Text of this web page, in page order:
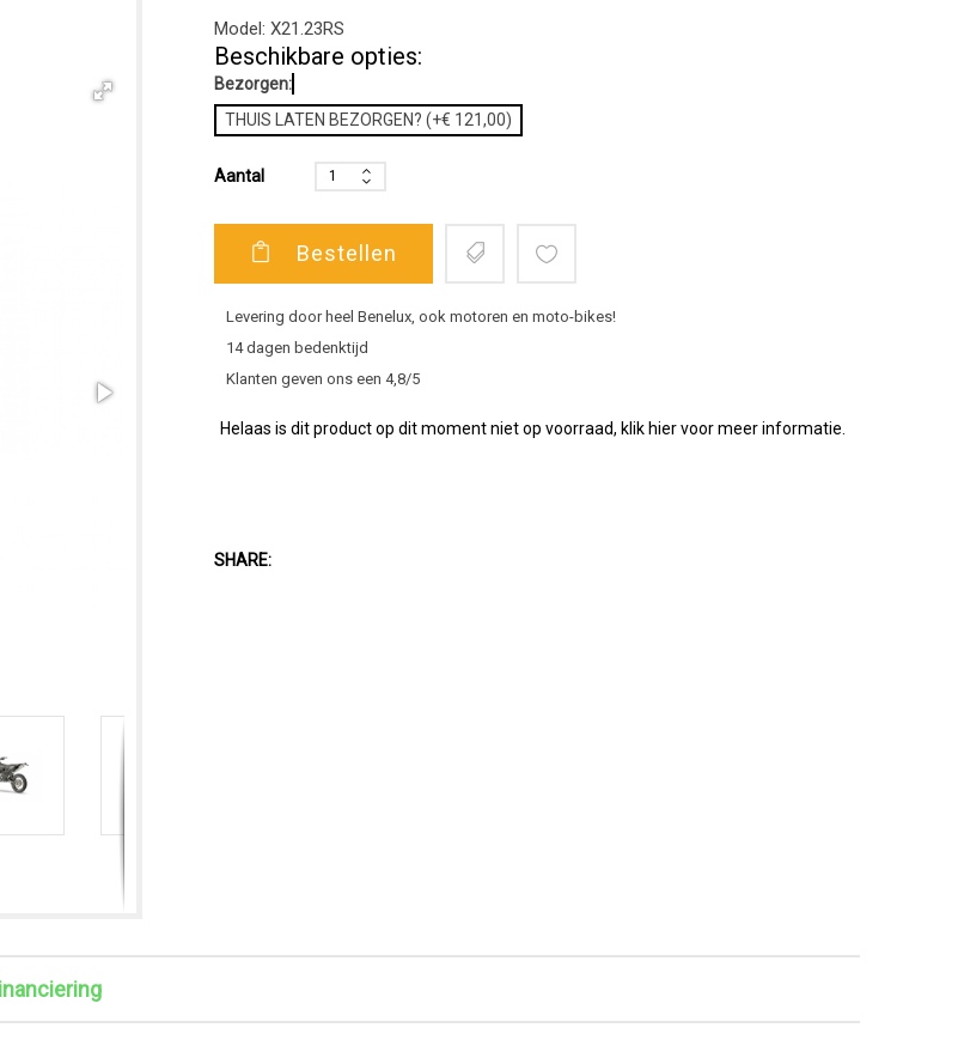
Model: X21.23RS
Beschikbare opties:
Bezorgen:
THUIS LATEN BEZORGEN? (+€ 121,00)
Aantal
Bestellen
Levering door heel Benelux, ook motoren en moto-bikes!
14 dagen bedenktijd
Klanten geven ons een 4,8/5
Helaas is dit product op dit moment niet op voorraad, klik hier voor meer informatie.
SHARE: